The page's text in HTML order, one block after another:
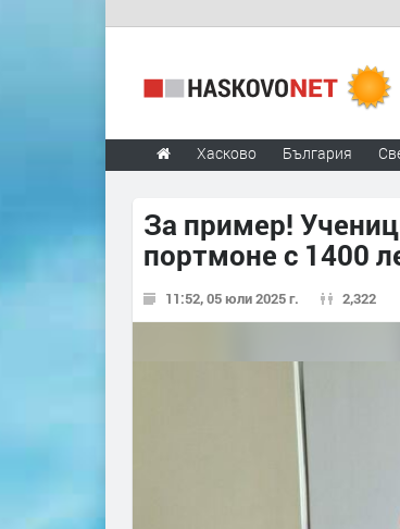
Хасково България
За пример!
портмоне с 1400
11:52, 05 юли 2025 г. 2,322